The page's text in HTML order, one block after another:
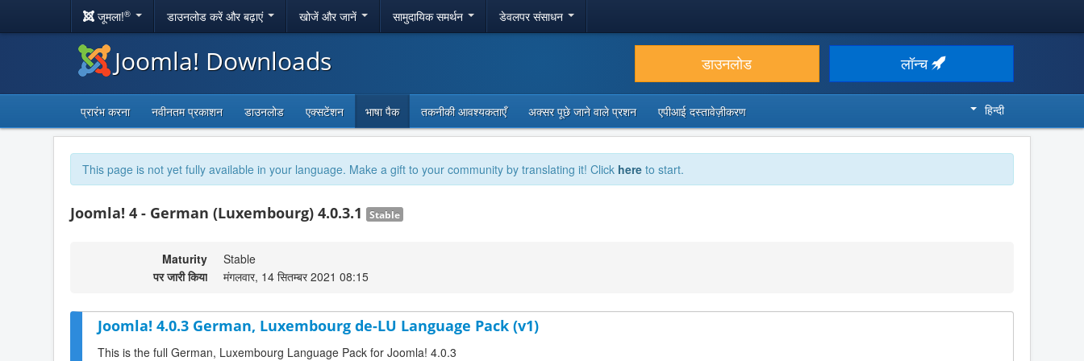
जूमला!® डाउनलोड करें और बढ़ाएं खोजें और जानें सामुदायिक समर्थन डेवलपर संसाधन
Joomla! Downloads डाउनलोड लॉन्च
प्रारंभ करना नवीनतम प्रकाशन डाउनलोड एक्सटेंशन भाषा पैक तकनीकी आवश्यकताएँ अक्सर पूछे जाने वाले प्रशन एपीआई दस्तावेज़ीकरण हिन्दी
This page is not yet fully available in your language. Make a gift to your community by translating it! Click here to start.
Joomla! 4 - German (Luxembourg) 4.0.3.1 Stable
Maturity
Stable
पर जारी किया
मंगलवार, 14 सितम्बर 2021 08:15
Joomla! 4.0.3 German, Luxembourg de-LU Language Pack (v1)
This is the full German, Luxembourg Language Pack for Joomla! 4.0.3